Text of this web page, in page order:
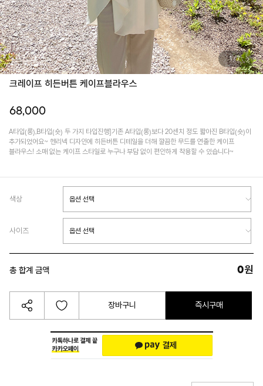
1/7
크레이프 히든버튼 케이프블라우스
68,000
A타입(롱),B타입(숏) 두 가지 타입진행]기존 A타입(롱)보다 20센치 정도 짧아진 B타입(숏)이
추가되었어요~ 헨리넥 디자인에 히든버튼 디테일을 더해 깔끔한 무드를 연출한 케이프
블라우스! 소매 없는 케이프 스타일로 누구나 부담 없이 편안하게 착용할 수 있습니다~
색상
사이즈
총 합계 금액 0원
장바구니 즉시구매